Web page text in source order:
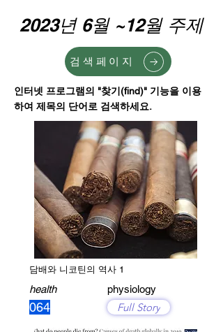
2023년 6월 ~12월 주제
검색페이지
인터넷 프로그램의 "찾기(find)" 기능을 이용
하여 제목의 단어로 검색하세요.
담배와 니코틴의 역사 1
health
064
physiology
Full Story